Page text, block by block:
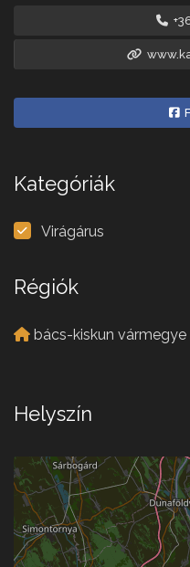
Kategóriák
Virágárus
Régiók
bács-kiskun vármegye
Helyszín